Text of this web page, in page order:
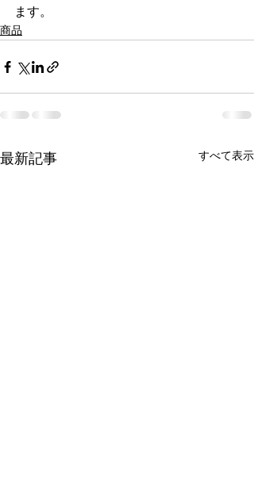
ます。
商品
最新記事 すべて表示